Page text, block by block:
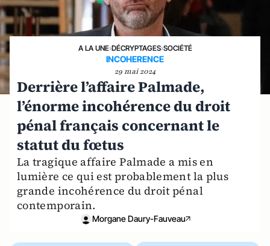
A LA UNE›DÉCRYPTAGES›SOCIÉTÉ
INCOHERENCE
29 mai 2024
Derrière l’affaire Palmade,
l’énorme incohérence du droit
pénal français concernant le
statut du fœtus
La tragique affaire Palmade a mis en
lumière ce qui est probablement la plus
grande incohérence du droit pénal
contemporain.
Morgane Daury-Fauveau